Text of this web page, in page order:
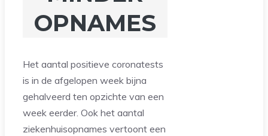
OPNAMES
Het aantal positieve coronatests
is in de afgelopen week bijna
gehalveerd ten opzichte van een
week eerder. Ook het aantal
ziekenhuisopnames vertoont een